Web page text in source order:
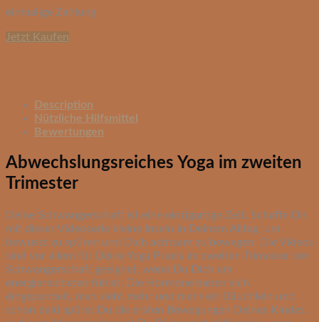
einmalige Zahlung
Jetzt Kaufen
Description
Nützliche Hilfsmittel
Bewertungen
Abwechslungsreiches Yoga im zweiten
Trimester
Deine Schwangerschaft ist eine einzigartige Zeit. Schaffe Dir
mit dieser Videoserie kleine Inseln in Deinem Alltag, um
bewusst zu spüren und Dich achtsam zu bewegen. Die Videos
sind vor allem für Deine Yoga Praxis im zweiten Trimester der
Schwangerschaft geeignet, wenn Du Dich am
energiereichsten fühlst. Die Hormone haben sich
eingependelt, man sieht mehr und mehr ein Bäuchlein und
schon bald spürst Du die ersten Bewegungen Deines Kindes.